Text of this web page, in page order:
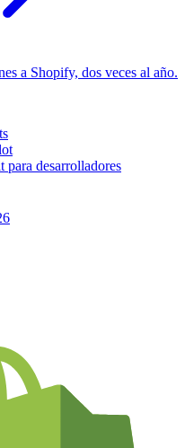
a Shopify, dos veces al año.
desarrolladores